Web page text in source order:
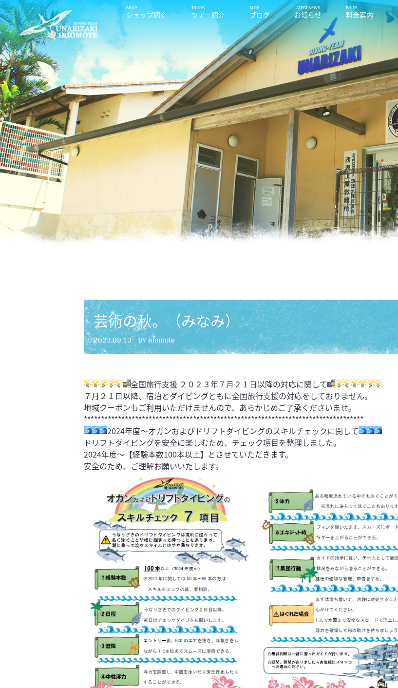
ショップ紹介 ツアー紹介 ブログ お知らせ 料金案内
芸術の秋。（みなみ）
2023.09.13 BY iriomote
全国旅行支援 ２０２３年７月２１日以降の対応に関して
７月２１日以降、宿泊とダイビングともに全国旅行支援の対応をしておりません。
地域クーポンもご利用いただけませんので、あらかじめご了承くださいませ。
**********************************************************************************
2024年度～オガンおよびドリフトダイビングのスキルチェックに関して
ドリフトダイビングを安全に楽しむため、チェック項目を整理しました。
2024年度～【経験本数100本以上】とさせていただきます。
安全のため、ご理解お願いいたします。